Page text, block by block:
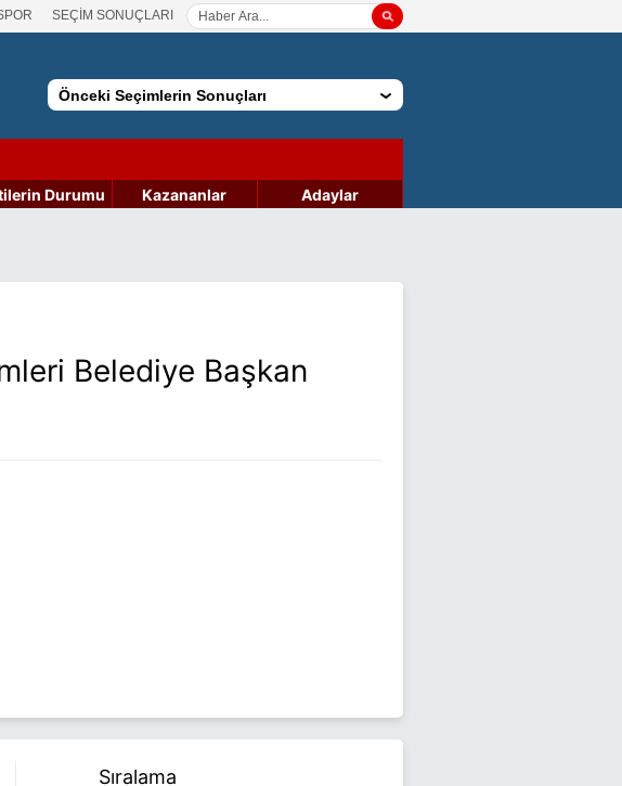
SEÇİM SONUÇLARI
Önceki Seçimlerin Sonuçları
Durumu Kazananlar Adaylar
Belediye Başkan
Gümüşdal Haberleri
Sıralama